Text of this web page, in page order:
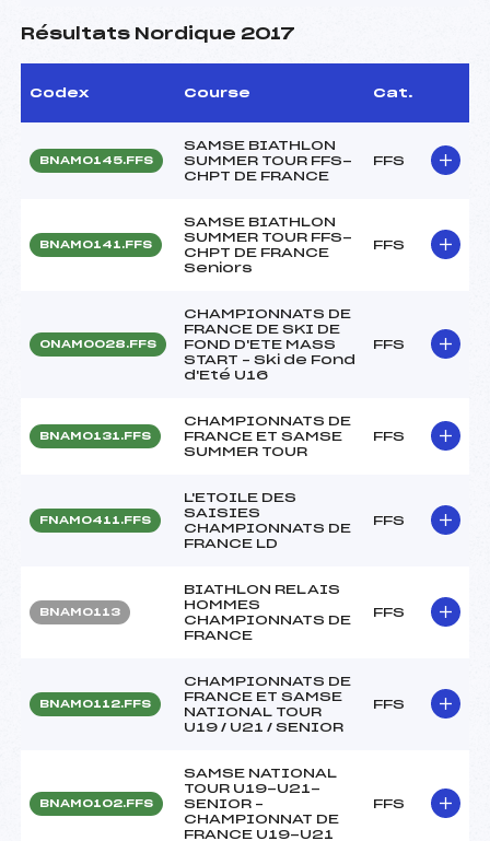
Résultats Nordique 2017
Codex Course Cat.
BNAM0145.FFS
SAMSE BIATHLON
SUMMER TOUR FFS-
CHPT DE FRANCE
FFS
BNAM0141.FFS
SAMSE BIATHLON
SUMMER TOUR FFS-
CHPT DE FRANCE
Seniors
FFS
ONAM0028.FFS
CHAMPIONNATS DE
FRANCE DE SKI DE
FOND D'ETE MASS
START – Ski de Fond
d'Eté U16
FFS
BNAM0131.FFS
CHAMPIONNATS DE
FRANCE ET SAMSE
SUMMER TOUR
FFS
FNAM0411.FFS
L'ETOILE DES
SAISIES
CHAMPIONNATS DE
FRANCE LD
FFS
BNAM0113
BIATHLON RELAIS
HOMMES
CHAMPIONNATS DE
FRANCE
FFS
BNAM0112.FFS
CHAMPIONNATS DE
FRANCE ET SAMSE
NATIONAL TOUR
U19 / U21 / SENIOR
FFS
BNAM0102.FFS
SAMSE NATIONAL
TOUR U19-U21-
SENIOR –
CHAMPIONNAT DE
FRANCE U19-U21
FFS